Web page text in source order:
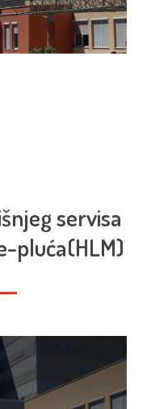
servisa
pluća(HLM)